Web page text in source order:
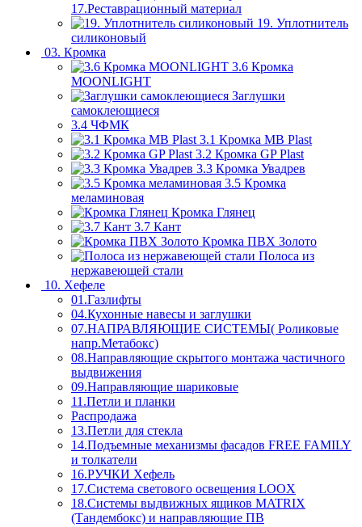
17.Реставрационный материал
19. Уплотнитель
силиконовый
03. Кромка
3.6 Кромка
MOONLIGHT
Заглушки
самоклеющиеся
3.4 ЧФМК
3.1 Кромка MB Plast
3.2 Кромка GP Plast
3.3 Кромка Увадрев
3.5 Кромка
меламиновая
Кромка Глянец
3.7 Кант
Кромка ПВХ Золото
Полоса из
нержавеющей стали
10. Хефеле
01.Газлифты
04.Кухонные навесы и заглушки
07.НАПРАВЛЯЮЩИЕ СИСТЕМЫ( Роликовые
напр.Метабокс)
08.Направляющие скрытого монтажа частичного
выдвижения
09.Направляющие шариковые
11.Петли и планки
Распродажа
13.Петли для стекла
14.Подъемные механизмы фасадов FREE FAMILY
и толкатели
16.РУЧКИ Хефель
17.Система светового освещения LOOX
18.Системы выдвижных ящиков MATRIX
(Тандембокс) и направляющие ПВ